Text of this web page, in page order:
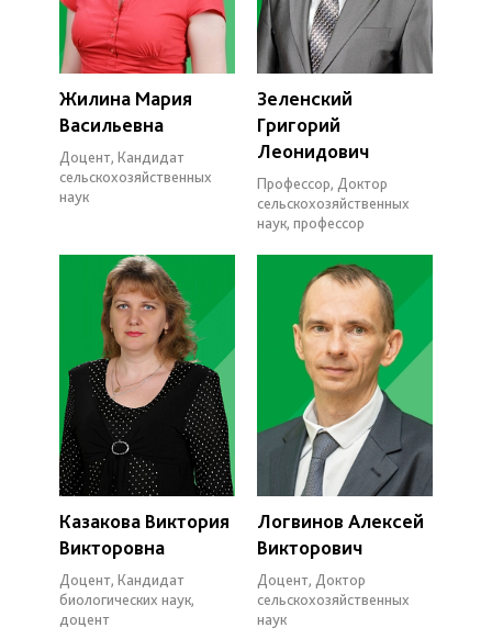
Жилина Мария
Васильевна
Доцент, Кандидат
сельскохозяйственных
наук
Зеленский
Григорий
Леонидович
Профессор, Доктор
сельскохозяйственных
наук, профессор
Казакова Виктория
Викторовна
Доцент, Кандидат
биологических наук,
доцент
Логвинов Алексей
Викторович
Доцент, Доктор
сельскохозяйственных
наук